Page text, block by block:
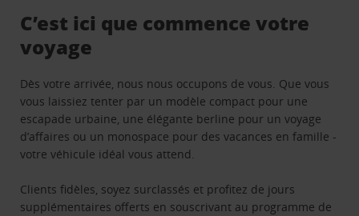
C’est ici que commence votre
voyage
Dès votre arrivée, nous nous occupons de vous. Que vous
vous laissiez tenter par un modèle compact pour une
escapade urbaine, une élégante berline pour un voyage
d’affaires ou un monospace pour des vacances en famille -
votre véhicule idéal vous attend.
Clients fidèles, soyez surclassés et profitez de jours
supplémentaires offerts en souscrivant au programme de